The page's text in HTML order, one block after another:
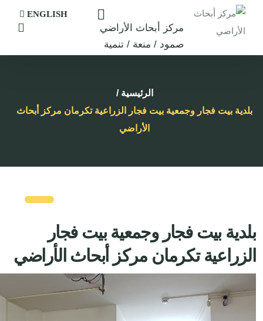
مركز أبحاث الأراضي
صمود / منعة / تنمية
ENGLISH
الرئيسية /
بلدية بيت فجار وجمعية بيت فجار الزراعية تكرمان مركز أبحاث
الأراضي
بلدية بيت فجار وجمعية بيت فجار
الزراعية تكرمان مركز أبحاث الأراضي